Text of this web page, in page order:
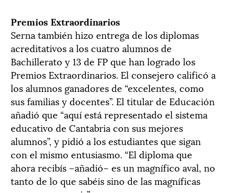
Premios Extraordinarios
Serna también hizo entrega de los diplomas
acreditativos a los cuatro alumnos de
Bachillerato y 13 de FP que han logrado los
Premios Extraordinarios. El consejero calificó a
los alumnos ganadores de “excelentes, como
sus familias y docentes”. El titular de Educación
añadió que “aquí está representado el sistema
educativo de Cantabria con sus mejores
alumnos”, y pidió a los estudiantes que sigan
con el mismo entusiasmo. “El diploma que
ahora recibís –añadió– es un magnífico aval, no
tanto de lo que sabéis sino de las magníficas